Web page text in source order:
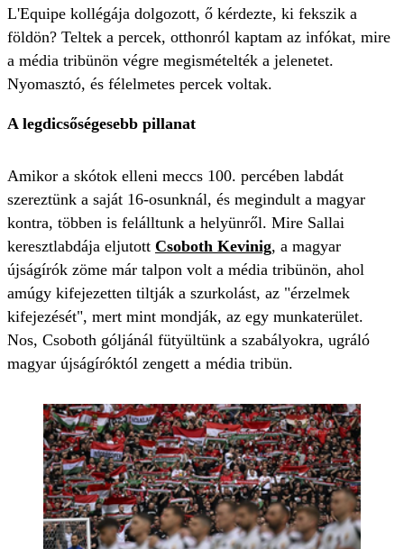
L'Equipe kollégája dolgozott, ő kérdezte, ki fekszik a
földön? Teltek a percek, otthonról kaptam az infókat, mire
a média tribünön végre megismételték a jelenetet.
Nyomasztó, és félelmetes percek voltak.
A legdicsőségesebb pillanat
Amikor a skótok elleni meccs 100. percében labdát
szereztünk a saját 16-osunknál, és megindult a magyar
kontra, többen is felálltunk a helyünről. Mire Sallai
keresztlabdája eljutott Csoboth Kevinig, a magyar
újságírók zöme már talpon volt a média tribünön, ahol
amúgy kifejezetten tiltják a szurkolást, az "érzelmek
kifejezését", mert mint mondják, az egy munkaterület.
Nos, Csoboth góljánál fütyültünk a szabályokra, ugráló
magyar újságíróktól zengett a média tribün.